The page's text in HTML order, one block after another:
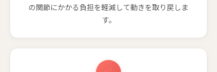
の関節にかかる負担を軽減して動きを取り戻しま
す。